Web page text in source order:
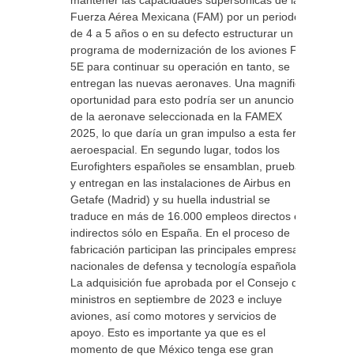
Fuerza Aérea Mexicana (FAM) por un periodo
de 4 a 5 años o en su defecto estructurar un
programa de modernización de los aviones F-
5E para continuar su operación en tanto, se
entregan las nuevas aeronaves. Una magnifica
oportunidad para esto podría ser un anuncio
de la aeronave seleccionada en la FAMEX
2025, lo que daría un gran impulso a esta feria
aeroespacial. En segundo lugar, todos los
Eurofighters españoles se ensamblan, prueban
y entregan en las instalaciones de Airbus en
Getafe (Madrid) y su huella industrial se
traduce en más de 16.000 empleos directos e
indirectos sólo en España. En el proceso de
fabricación participan las principales empresas
nacionales de defensa y tecnología españolas.
La adquisición fue aprobada por el Consejo de
ministros en septiembre de 2023 e incluye
aviones, así como motores y servicios de
apoyo. Esto es importante ya que es el
momento de que México tenga ese gran